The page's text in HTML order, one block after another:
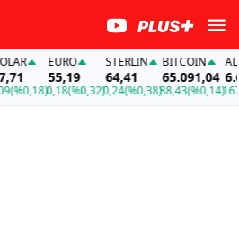
EURO
55,19
0,18(%0,32)
STERLIN
64,41
0,24(%0,38)
BITCOIN
65.091,04
88,43(%0,14)